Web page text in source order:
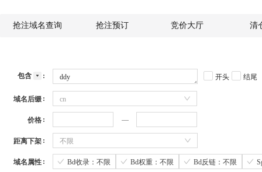
抢注域名查询 抢注预订 竞价大厅 清
包含 开头 结尾
域名后缀 cn
价格
距离下架 不限
域名属性 Bd收录：不限 Bd权重：不限 Bd反链：不限